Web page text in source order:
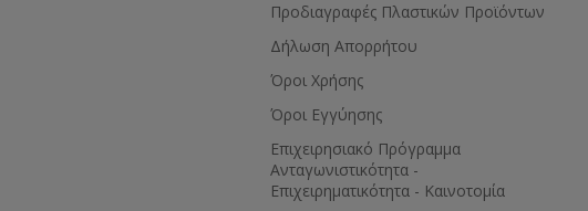
Προδιαγραφές Πλαστικών Προϊόντων
Δήλωση Απορρήτου
Όροι Χρήσης
Όροι Εγγύησης
Eπιχειρησιακό Πρόγραμμα
Ανταγωνιστικότητα -
Επιχειρηματικότητα - Καινοτομία